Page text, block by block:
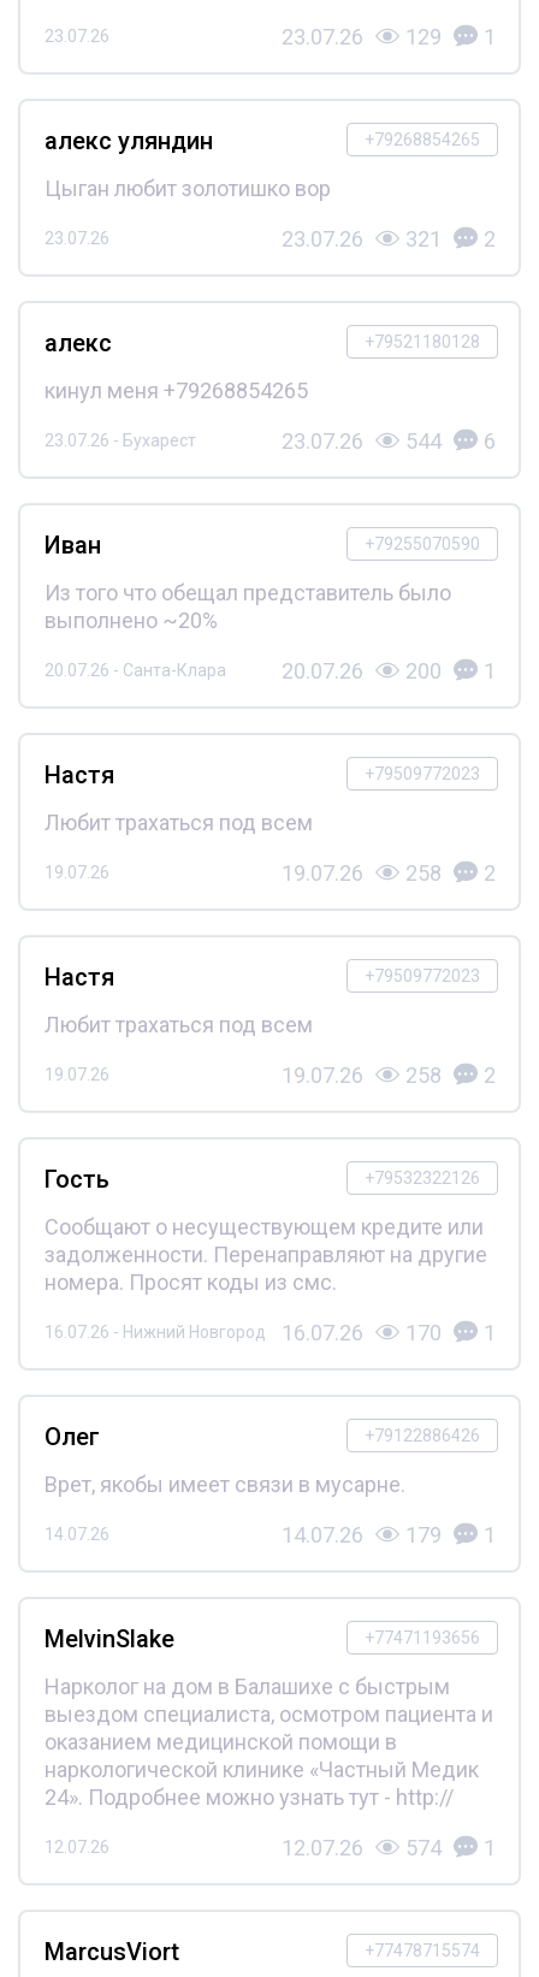
23.07.26 23.07.26 129 1
+79268854265
алекс уляндин
Цыган любит золотишко вор
23.07.26 23.07.26 321 2
+79521180128
алекс
кинул меня +79268854265
23.07.26 - Бухарест 23.07.26 544 6
+79255070590
Иван
Из того что обещал представитель было
выполнено ~20%
20.07.26 - Санта-Клара 20.07.26 200 1
+79509772023
Настя
Любит трахаться под всем
19.07.26 19.07.26 258 2
+79509772023
Настя
Любит трахаться под всем
19.07.26 19.07.26 258 2
+79532322126
Гость
Сообщают о несуществующем кредите или
задолженности. Перенаправляют на другие
номера. Просят коды из смс.
16.07.26 - Нижний Новгород 16.07.26 170 1
+79122886426
Олег
Врет, якобы имеет связи в мусарне.
14.07.26 14.07.26 179 1
+77471193656
MelvinSlake
Нарколог на дом в Балашихе с быстрым
выездом специалиста, осмотром пациента и
оказанием медицинской помощи в
наркологической клинике «Частный Медик
24». Подробнее можно узнать тут - http://
12.07.26 12.07.26 574 1
+77478715574
MarcusViort